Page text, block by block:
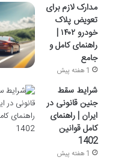
مدارک لازم برای
تعویض پلاک
خودرو ۱۴۰۲ |
راهنمای کامل و
جامع
1 هفته پیش
شرایط سقط
جنین قانونی در
ایران | راهنمای
کامل قوانین
1402
1 هفته پیش